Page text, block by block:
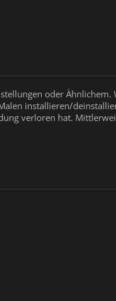
oder Ähnlichem.
installieren/
verloren hat.